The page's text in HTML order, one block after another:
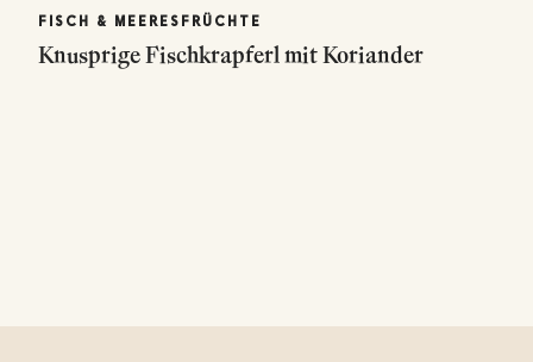
FISCH & MEERESFRÜCHTE
Knusprige Fischkrapferl mit Koriander